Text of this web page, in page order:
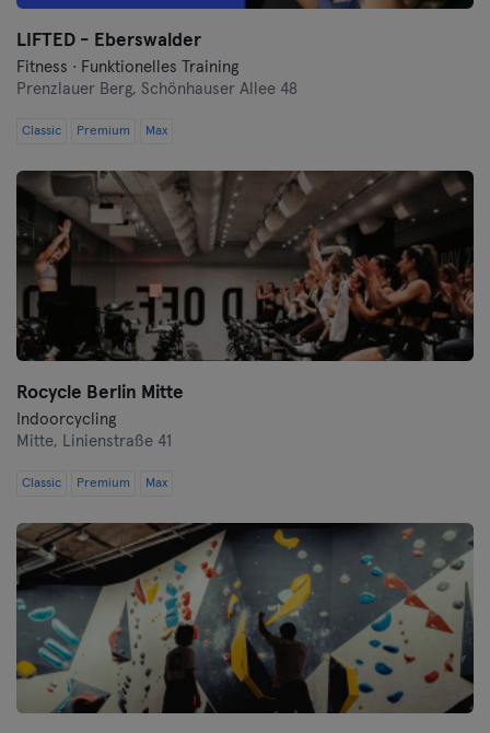
LIFTED - Eberswalder
Fitness · Funktionelles Training
Prenzlauer Berg, Schönhauser Allee 48
Classic Premium Max
Rocycle Berlin Mitte
Indoorcycling
Mitte, Linienstraße 41
Classic Premium Max
Nürnberg
Oberhausen
Potsdam
Ravensburg
Regensburg
Reutlingen
Rostock
Schwerin
Siegen
Straubing
Stuttgart